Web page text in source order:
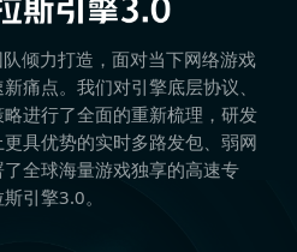
倾力打造，面对当下网络游戏
痛点。我们对引擎底层协议、
进行了全面的重新梳理，研发
具优势的实时多路发包、弱网
全球海量游戏独享的高速专
引擎3.0。